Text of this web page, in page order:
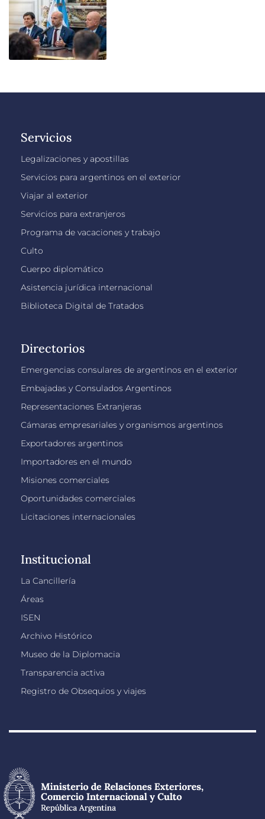
Servicios
Legalizaciones y apostillas
Servicios para argentinos en el exterior
Viajar al exterior
Servicios para extranjeros
Programa de vacaciones y trabajo
Culto
Cuerpo diplomático
Asistencia jurídica internacional
Biblioteca Digital de Tratados
Directorios
Emergencias consulares de argentinos en el exterior
Embajadas y Consulados Argentinos
Representaciones Extranjeras
Cámaras empresariales y organismos argentinos
Exportadores argentinos
Importadores en el mundo
Misiones comerciales
Oportunidades comerciales
Licitaciones internacionales
Institucional
La Cancillería
Áreas
ISEN
Archivo Histórico
Museo de la Diplomacia
Transparencia activa
Registro de Obsequios y viajes